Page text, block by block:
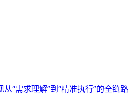
“需求理解”到“精准执行”的全链